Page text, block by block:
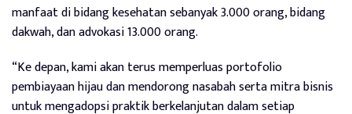
manfaat di bidang kesehatan sebanyak 3.000 orang, bidang
dakwah, dan advokasi 13.000 orang.
“Ke depan, kami akan terus memperluas portofolio
pembiayaan hijau dan mendorong nasabah serta mitra bisnis
untuk mengadopsi praktik berkelanjutan dalam setiap